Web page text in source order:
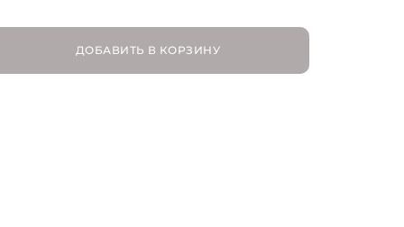
FR 38 | RU 44
ДОБАВИТЬ В КОРЗИНУ